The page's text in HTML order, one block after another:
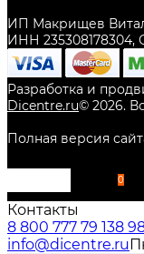
ИП Макрищев
ИНН 235308178304,
Разработка и
Dicentre.ru© 2026.
Полная версия
0
Контакты
8 800 777 79 138
info@dicentre.ru